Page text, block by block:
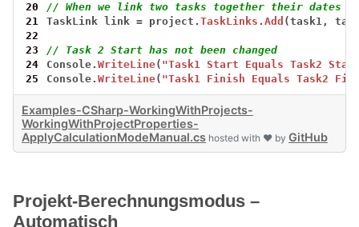
20
// When we link two tasks together their dates
21
TaskLink link = project.TaskLinks .Add (task1,
22
23
// Task 2 Start has not been changed
24
Console.WriteLine( "Task1 Start Equals Task2
25
Console.WriteLine( "Task1 Finish Equals Task2
Examples-CSharp-WorkingWithProjects-
WorkingWithProjectProperties-
ApplyCalculationModeManual.cs hosted with ❤ by GitHub
Projekt-Berechnungsmodus –
Automatisch